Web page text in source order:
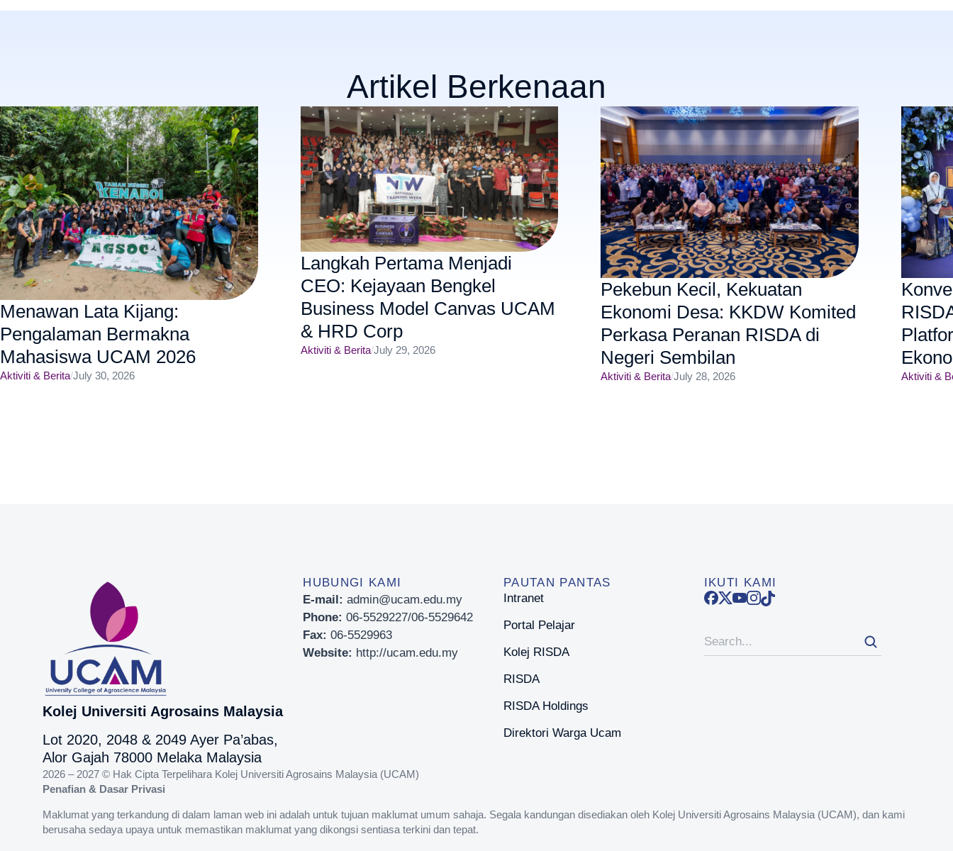
Artikel Berkenaan
Menawan Lata Kijang:
Pengalaman Bermakna
Mahasiswa UCAM 2026
Aktiviti & Berita/July 30, 2026
Langkah Pertama Menjadi
CEO: Kejayaan Bengkel
Business Model Canvas UCAM
& HRD Corp
Aktiviti & Berita/July 29, 2026
Pekebun Kecil, Kekuatan
Ekonomi Desa: KKDW Komited
Perkasa Peranan RISDA di
Negeri Sembilan
Aktiviti & Berita/July 28, 2026 Aktiviti &
Kolej Universiti Agrosains Malaysia
Lot 2020, 2048 & 2049 Ayer Pa’abas,
Alor Gajah 78000 Melaka Malaysia
HUBUNGI KAMI
E-mail: admin@ucam.edu.my
Phone: 06-5529227/06-5529642
Fax: 06-5529963
Website: http://ucam.edu.my
PAUTAN PANTAS
Intranet
Portal Pelajar
Kolej RISDA
RISDA
RISDA Holdings
Direktori Warga Ucam
IKUTI KAMI
2026 – 2027 © Hak Cipta Terpelihara Kolej Universiti Agrosains Malaysia (UCAM)
Penafian & Dasar Privasi
Maklumat yang terkandung di dalam laman web ini adalah untuk tujuan maklumat umum sahaja. Segala kandungan disediakan oleh Kolej Universiti Agrosains Malaysia (UCAM), dan kami
berusaha sedaya upaya untuk memastikan maklumat yang dikongsi sentiasa terkini dan tepat.